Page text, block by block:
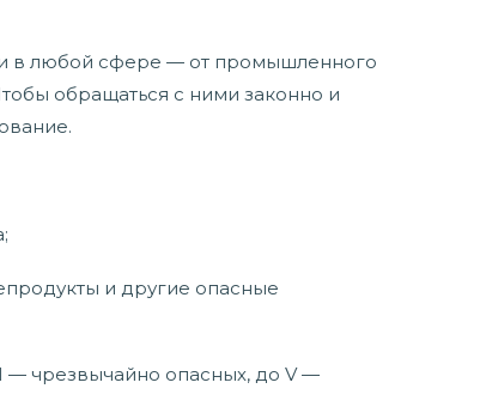
в любой сфере — от промышленного
обращаться с ними законно и
и другие опасные
— чрезвычайно опасных, до V —